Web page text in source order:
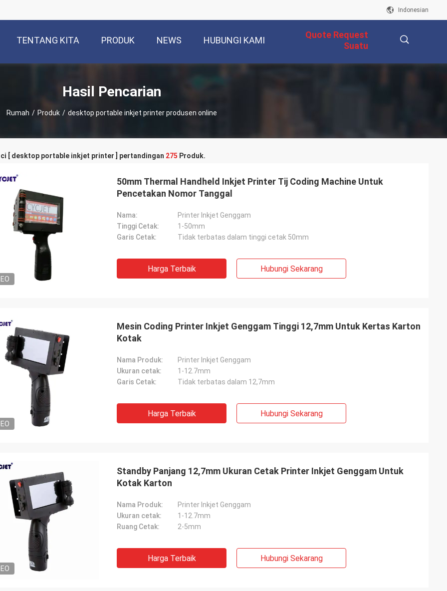
Indonesian
TENTANG KITA PRODUK NEWS HUBUNGI KAMI
Quote Request
Suatu
Hasil Pencarian
Rumah / Produk / desktop portable inkjet printer produsen online
[ desktop portable inkjet printer ] pertandingan 275 Produk.
50mm Thermal Handheld Inkjet Printer Tij Coding Machine Untuk
Pencetakan Nomor Tanggal
Nama:
Printer Inkjet Genggam
Tinggi Cetak:
1-50mm
Garis Cetak:
Tidak terbatas dalam tinggi cetak 50mm
Harga Terbaik Hubungi Sekarang
Mesin Coding Printer Inkjet Genggam Tinggi 12,7mm Untuk Kertas Karton
Kotak
Nama Produk:
Printer Inkjet Genggam
Ukuran cetak:
1-12.7mm
Garis Cetak:
Tidak terbatas dalam 12,7mm
Harga Terbaik Hubungi Sekarang
Standby Panjang 12,7mm Ukuran Cetak Printer Inkjet Genggam Untuk
Kotak Karton
Nama Produk:
Printer Inkjet Genggam
Ukuran cetak:
1-12.7mm
Ruang Cetak:
2-5mm
Harga Terbaik Hubungi Sekarang